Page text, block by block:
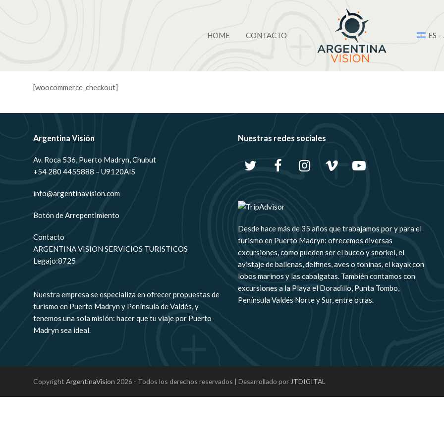
HOME CONTACTO ES
[woocommerce_checkout]
Argentina Visión
Av. Roca 536, Puerto Madryn, Chubut
+54 280 4455888 – U9120AIS
info@argentinavision.com
Botón de Arrepentimiento
Contacto
ARGENTINA VISION SERVICIOS TURISTICOS
Legajo:8725
Nuestra empresa se especializa en ofrecer propuestas de
turismo en Puerto Madryn y Península de Valdés, y
tenemos una sola misión: hacer que tu viaje por Puerto
Madryn sea ideal.
Nuestras redes sociales
TwitterFacebook
Instagram
VimeoYoutube
Desde hace más de 35 años que trabajamos por y para el
turismo en Puerto Madryn: ofrecemos diversas
excursiones, como pueden ser el buceo y snorkel, el
avistaje de ballenas, delfines, aves o toninas, el kayak con
lobos marinos y las cabalgatas. También contamos con
excursiones a la Playa el Doradillo, Punta Tombo,
Península Valdés Norte y Sur, entre otras.
CopyrightArgentinaVision 2026 - Todos los derechos reservados | Desarrollado por JTDIGITAL